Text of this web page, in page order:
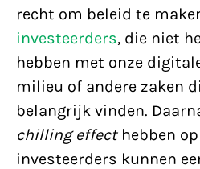
recht om beleid te
investeerders, die niet
hebben met onze
milieu of andere zaken
belangrijk vinden.
chilling effecthebben
investeerders kunnen